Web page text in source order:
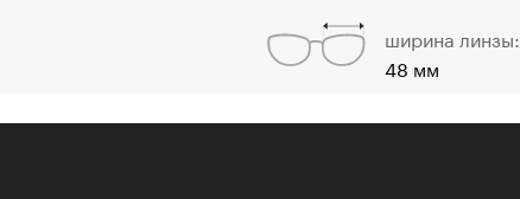
ширина линзы:
48 мм